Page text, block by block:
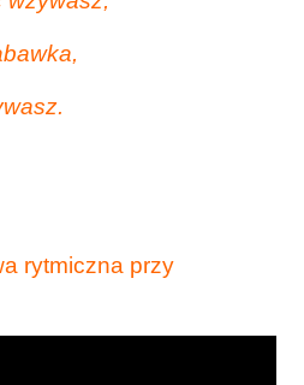
rytmiczna przy